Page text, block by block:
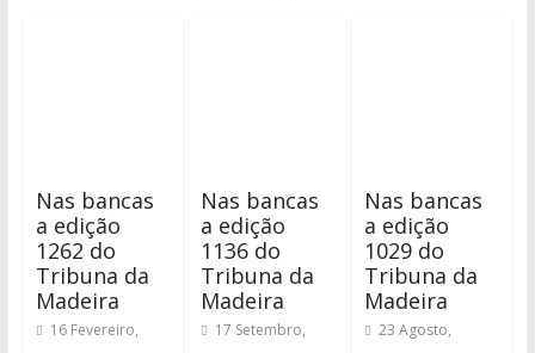
Nas bancas
a edição
1262 do
Tribuna da
Madeira
16 Fevereiro,
Nas bancas
a edição
1136 do
Tribuna da
Madeira
17 Setembro,
Nas bancas
a edição
1029 do
Tribuna da
Madeira
23 Agosto,